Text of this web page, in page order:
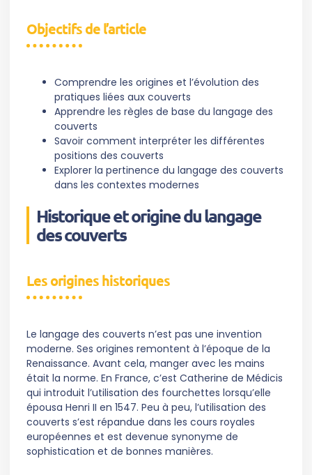
Objectifs de l’article
Comprendre les origines et l’évolution des
pratiques liées aux couverts
Apprendre les règles de base du langage des
couverts
Savoir comment interpréter les différentes
positions des couverts
Explorer la pertinence du langage des couverts
dans les contextes modernes
Historique et origine du langage
des couverts
Les origines historiques
Le langage des couverts n’est pas une invention
moderne. Ses origines remontent à l’époque de la
Renaissance. Avant cela, manger avec les mains
était la norme. En France, c’est Catherine de Médicis
qui introduit l’utilisation des fourchettes lorsqu’elle
épousa Henri II en 1547. Peu à peu, l’utilisation des
couverts s’est répandue dans les cours royales
européennes et est devenue synonyme de
sophistication et de bonnes manières.